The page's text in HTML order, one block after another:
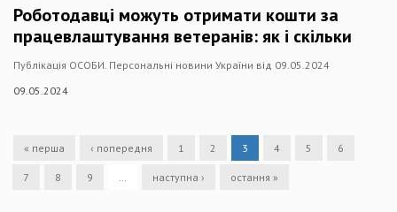
Роботодавці можуть отримати кошти за
працевлаштування ветеранів: як і скільки
Публікація ОСОБИ. Персональні новини України від 09.05.2024
09.05.2024
« перша ‹ попередня 1 2 3 4 5 6
7 8 9 … наступна › остання »